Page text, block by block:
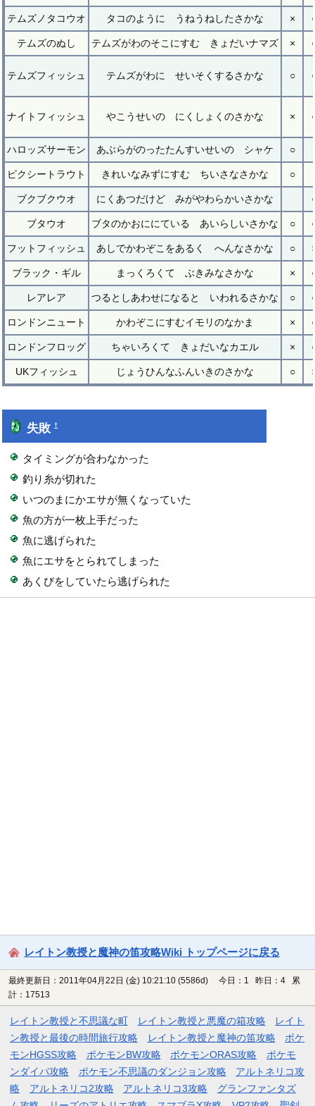
テムズノタコウオ タコのように うねうねしたさかな ×
テムズのぬし テムズがわのそこにすむ きょだいナマズ ×
テムズフィッシュ テムズがわに せいそくするさかな ○
ナイトフィッシュ やこうせいの にくしょくのさかな ×
ハロッズサーモン あぶらがのったたんすいせいの シャケ ○
ピクシートラウト きれいなみずにすむ ちいさなさかな ○
ブクブクウオ にくあつだけど みがやわらかいさかな
ブタウオ ブタのかおににている あいらしいさかな ○
フットフィッシュ あしでかわぞこをあるく へんなさかな ○
ブラック・ギル まっくろくて ぶきみなさかな ×
レアレア つるとしあわせになると いわれるさかな ○
ロンドンニュート かわぞこにすむイモリのなかま ×
ロンドンフロッグ ちゃいろくて きょだいなカエル ×
UKフィッシュ じょうひんなふんいきのさかな ○
失敗†
タイミングが合わなかった
釣り糸が切れた
いつのまにかエサが無くなっていた
魚の方が一枚上手だった
魚に逃げられた
魚にエサをとられてしまった
あくびをしていたら逃げられた
レイトン教授と魔神の笛攻略Wiki トップページに戻る
最終更新日：2011年04月22日 (金) 10:21:10 (5586d)
今日：1 昨日：4 累
計：17513
レイトン教授と不思議な町 レイトン教授と悪魔の箱攻略
レイト
ン教授と最後の時間旅行攻略
レイトン教授と魔神の笛攻略
ポケ
モンHGSS攻略
ポケモンBW攻略 ポケモンORAS攻略
ポケモ
ンダイパ攻略
ポケモン不思議のダンジョン攻略
アルトネリコ攻
略
アルトネリコ2攻略 アルトネリコ3攻略
グランファンタズ